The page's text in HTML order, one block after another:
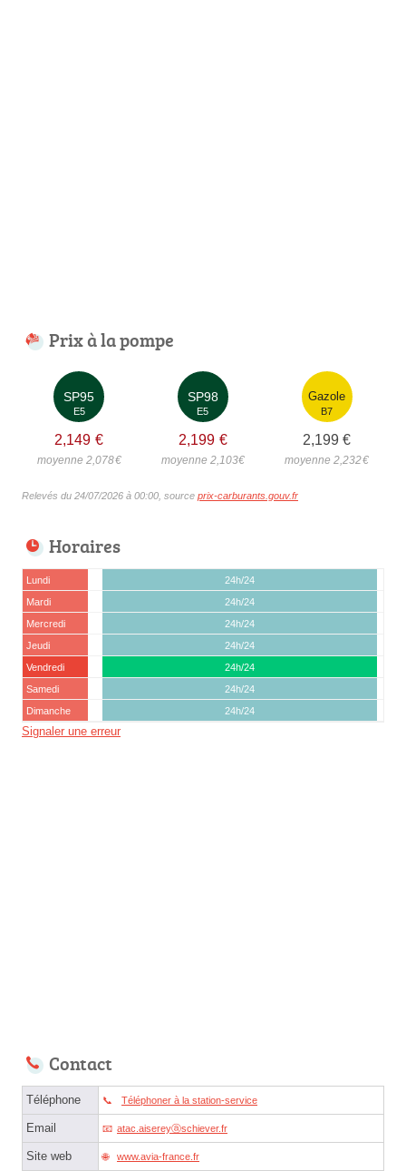
Prix à la pompe
SP95
E5
2,149 €
moyenne 2,078€
SP98
E5
2,199 €
moyenne 2,103€
Gazole
B7
2,199 €
moyenne 2,232€
Relevés du 24/07/2026 à 00:00, source prix-carburants.gouv.fr
Horaires
Lundi
24h/24
Mardi
24h/24
Mercredi
24h/24
Jeudi
24h/24
Vendredi
24h/24
Samedi
24h/24
Dimanche
24h/24
Signaler une erreur
Contact
Téléphone Téléphoner à la station-service
Email atac.aisereyⓐschiever.fr
Site web www.avia-france.fr